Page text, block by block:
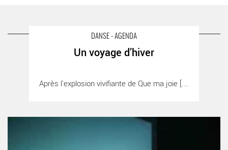
Le 4ème printemps du hip hop à Orly
A LIRE AUSSI SUR LA TERRASSE
DANSE - AGENDA
Un voyage d’hiver
Après l'explosion vivifiante de Que ma joie [...]
- Critique sortie Danse